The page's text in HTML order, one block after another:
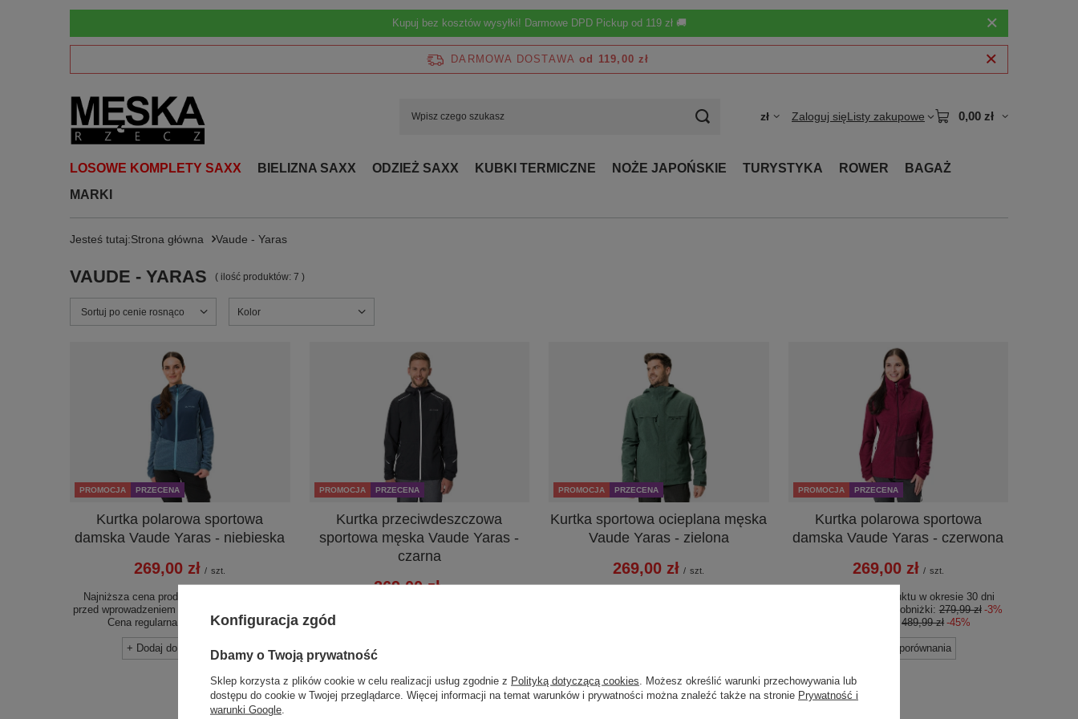
Kupuj bez kosztów wysyłki! Darmowe DPD Pickup od 119 zł 🚚
DARMOWA DOSTAWA od 119,00 zł
zł Zaloguj sięListy zakupowe 0,00 zł
LOSOWE KOMPLETY SAXX BIELIZNA SAXX ODZIEŻ SAXX KUBKI TERMICZNE NOŻE JAPOŃSKIE TURYSTYKA ROWER
BAGAŻ
MARKI
Jesteś tutaj:Strona główna Vaude - Yaras
VAUDE - YARAS ( ilość produktów: 7 )
Zmień sortowanie
Sortuj po cenie rosnąco Kolor
PROMOCJA PRZECENA
Kurtka polarowa sportowa
damska Vaude Yaras - niebieska
269,00 zł / szt.
Najniższa cena produktu w okresie 30 dni
przed wprowadzeniem obniżki:
Cena regularna:
579,99 zł -54%
+ Dodaj do porównania
PROMOCJA PRZECENA
Kurtka przeciwdeszczowa
sportowa męska Vaude Yaras -
czarna
269,00 zł
Najniższa cena produktu w okresie 30 dni
przed wprowadzeniem obniżki:
PROMOCJA PRZECENA
Kurtka sportowa ocieplana męska
Vaude Yaras - zielona
269,00 zł / szt.
PROMOCJA PRZECENA
Kurtka polarowa sportowa
damska Vaude Yaras - czerwona
269,00 zł / szt.
Najniższa cena produktu w okresie 30 dni
przed wprowadzeniem obniżki:279,99 zł -3%
Cena regularna:489,99 zł -45%
+ Dodaj do porównania
Konfiguracja zgód
Dbamy o Twoją prywatność
Sklep korzysta z plików cookie w celu realizacji usług zgodnie z Polityką dotyczącą cookies . Możesz określić warunki przechowywania lub
dostępu do cookie w Twojej przeglądarce. Więcej informacji na temat warunków i prywatności można znaleźć także na stronie Prywatność i
warunki Google